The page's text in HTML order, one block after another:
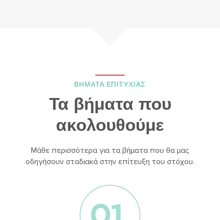
ΒΗΜΑΤΑ ΕΠΙΤΥΧΙΑΣ
Τα βήματα που
ακολουθούμε
Μάθε περισσότερα για τα βήματα που θα μας
οδηγήσουν σταδιακά στην επίτευξη του στόχου.